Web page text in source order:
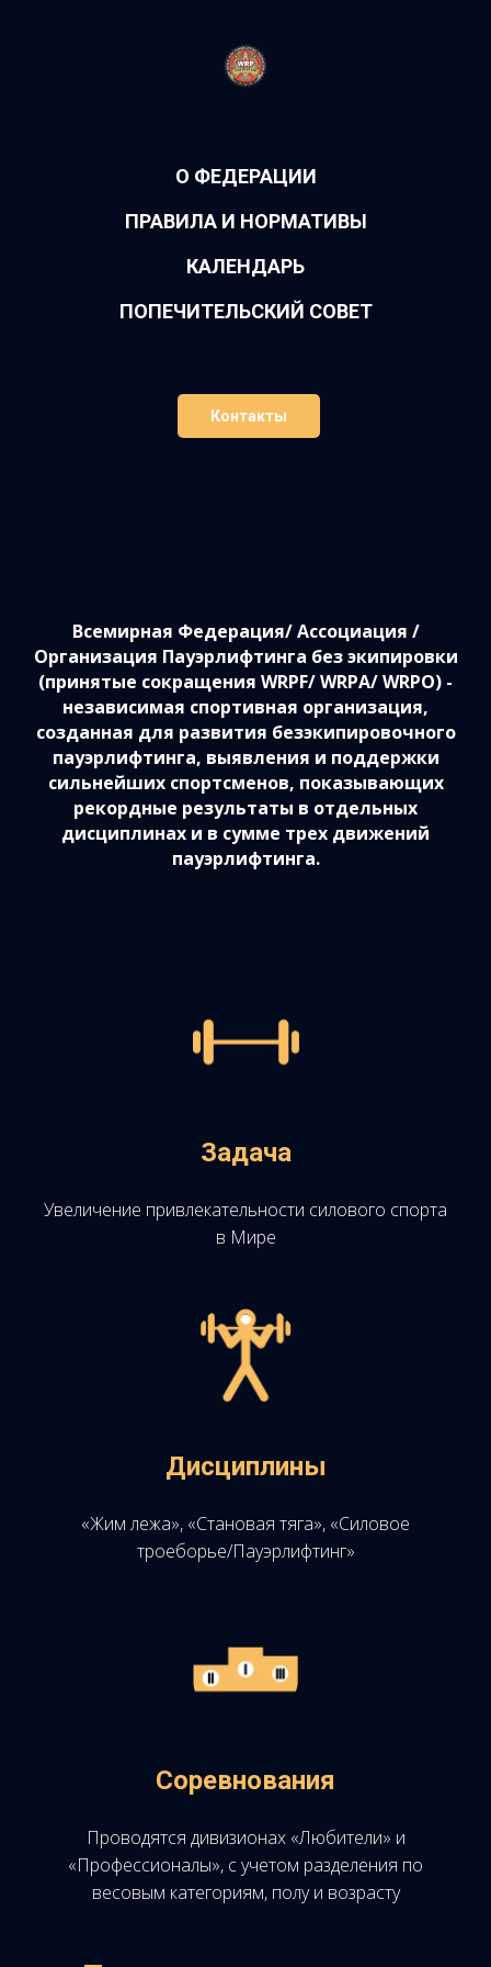
О ФЕДЕРАЦИИ
ПРАВИЛА И НОРМАТИВЫ
КАЛЕНДАРЬ
ПОПЕЧИТЕЛЬСКИЙ СОВЕТ
Контакты
Всемирная Федерация/ Ассоциация /
Организация Пауэрлифтинга без экипировки
(принятые сокращения WRPF/ WRPA/ WRPO) -
независимая спортивная организация,
созданная для развития безэкипировочного
пауэрлифтинга, выявления и поддержки
сильнейших спортсменов, показывающих
рекордные результаты в отдельных
дисциплинах и в сумме трех движений
пауэрлифтинга.
Задача
Увеличение привлекательности силового спорта
в Мире
Дисциплины
«Жим лежа», «Становая тяга», «Силовое
троеборье/Пауэрлифтинг»
Соревнования
Проводятся дивизионах «Любители» и
«Профессионалы», с учетом разделения по
весовым категориям, полу и возрасту